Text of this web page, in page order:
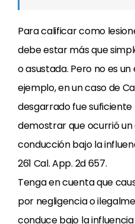
Para calificar como
debe estar más que
o asustada. Pero no es
ejemplo, en un caso de
desgarrado fue
demostrar que ocurrió
conducción bajo la
261 Cal. App. 2d 657.
Tenga en cuenta que
por negligencia o
conduce bajo la